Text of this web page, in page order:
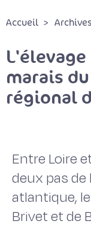
Accueil
marais
régional
Entre Loire
deux pas de
atlantique,
Brivet et de